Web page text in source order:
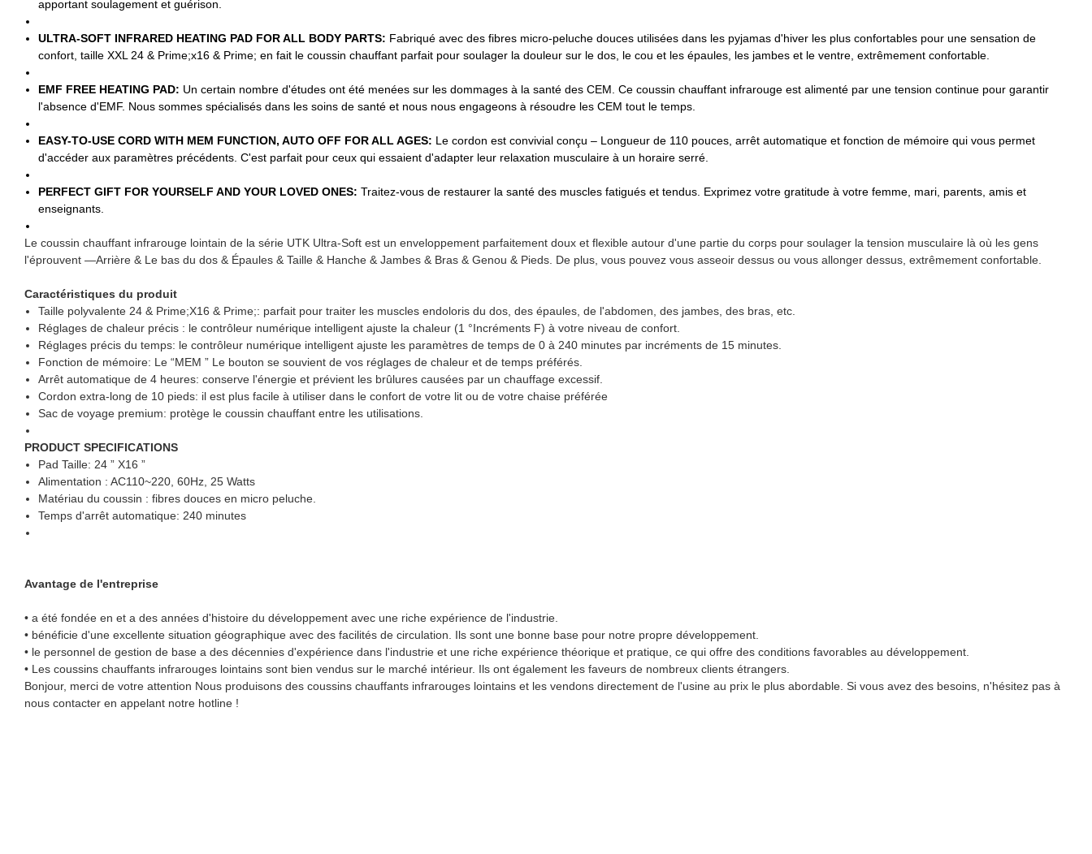
apportant soulagement et guérison.
ULTRA-SOFT INFRARED HEATING PAD FOR ALL BODY PARTS: Fabriqué avec des fibres micro-peluche douces utilisées dans les pyjamas d'hiver les plus confortables pour une sensation de
confort, taille XXL 24 & Prime;x16 & Prime; en fait le coussin chauffant parfait pour soulager la douleur sur le dos, le cou et les épaules, les jambes et le ventre, extrêmement confortable.
EMF FREE HEATING PAD: Un certain nombre d'études ont été menées sur les dommages à la santé des CEM. Ce coussin chauffant infrarouge est alimenté par une tension continue pour garantir
l'absence d'EMF. Nous sommes spécialisés dans les soins de santé et nous nous engageons à résoudre les CEM tout le temps.
EASY-TO-USE CORD WITH MEM FUNCTION, AUTO OFF FOR ALL AGES: Le cordon est convivial conçu – Longueur de 110 pouces, arrêt automatique et fonction de mémoire qui vous permet
d'accéder aux paramètres précédents. C'est parfait pour ceux qui essaient d'adapter leur relaxation musculaire à un horaire serré.
PERFECT GIFT FOR YOURSELF AND YOUR LOVED ONES: Traitez-vous de restaurer la santé des muscles fatigués et tendus. Exprimez votre gratitude à votre femme, mari, parents, amis et
enseignants.
Le coussin chauffant infrarouge lointain de la série UTK Ultra-Soft est un enveloppement parfaitement doux et flexible autour d'une partie du corps pour soulager la tension musculaire là où les gens
l'éprouvent —Arrière & Le bas du dos & Épaules & Taille & Hanche & Jambes & Bras & Genou & Pieds. De plus, vous pouvez vous asseoir dessus ou vous allonger dessus, extrêmement confortable.
Caractéristiques du produit
Taille polyvalente 24 & Prime;X16 & Prime;: parfait pour traiter les muscles endoloris du dos, des épaules, de l'abdomen, des jambes, des bras, etc.
Réglages de chaleur précis : le contrôleur numérique intelligent ajuste la chaleur (1 °Incréments F) à votre niveau de confort.
Réglages précis du temps: le contrôleur numérique intelligent ajuste les paramètres de temps de 0 à 240 minutes par incréments de 15 minutes.
Fonction de mémoire: Le “MEM ” Le bouton se souvient de vos réglages de chaleur et de temps préférés.
Arrêt automatique de 4 heures: conserve l'énergie et prévient les brûlures causées par un chauffage excessif.
Cordon extra-long de 10 pieds: il est plus facile à utiliser dans le confort de votre lit ou de votre chaise préférée
Sac de voyage premium: protège le coussin chauffant entre les utilisations.
PRODUCT SPECIFICATIONS
Pad Taille: 24 ” X16 ”
Alimentation : AC110~220, 60Hz, 25 Watts
Matériau du coussin : fibres douces en micro peluche.
Temps d'arrêt automatique: 240 minutes
Avantage de l'entreprise
• a été fondée en et a des années d'histoire du développement avec une riche expérience de l'industrie.
• bénéficie d'une excellente situation géographique avec des facilités de circulation. Ils sont une bonne base pour notre propre développement.
• le personnel de gestion de base a des décennies d'expérience dans l'industrie et une riche expérience théorique et pratique, ce qui offre des conditions favorables au développement.
• Les coussins chauffants infrarouges lointains sont bien vendus sur le marché intérieur. Ils ont également les faveurs de nombreux clients étrangers.
Bonjour, merci de votre attention Nous produisons des coussins chauffants infrarouges lointains et les vendons directement de l'usine au prix le plus abordable. Si vous avez des besoins, n'hésitez pas à
nous contacter en appelant notre hotline !